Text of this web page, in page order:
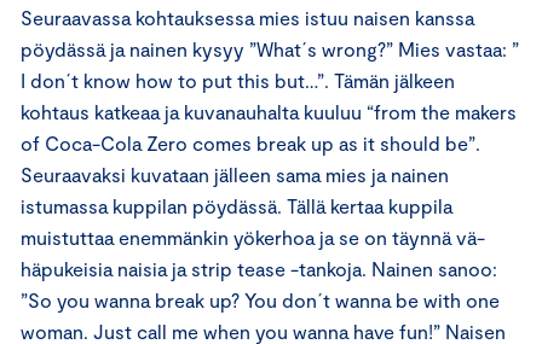
Seuraavassa kohtauksessa mies istuu naisen kanssa
pöydässä ja nainen kysyy ”What´s wrong?” Mies vastaa: ”
I don´t know how to put this but…”. Tämän jälkeen
kohtaus katkeaa ja kuvanauhalta kuuluu “from the makers
of Coca-Cola Zero comes break up as it should be”.
Seuraavaksi kuvataan jälleen sama mies ja nainen
istumassa kuppilan pöydässä. Tällä kertaa kuppila
muistuttaa enemmänkin yökerhoa ja se on täynnä vä-
häpukeisia naisia ja strip tease -tankoja. Nainen sanoo:
”So you wanna break up? You don´t wanna be with one
woman. Just call me when you wanna have fun!” Naisen